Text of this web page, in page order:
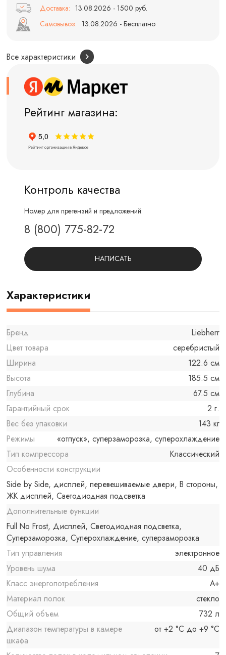
Доставка: 13.08.2026 - 1500 руб.
Самовывоз: 13.08.2026 - Бесплатно
Все характеристики
Рейтинг магазина:
Контроль качества
Номер для претензий и предложений:
8 (800) 775-82-72
НАПИСАТЬ
Характеристики
Бренд
Liebherr
Цвет товара
серебристый
Ширина
122.6 см
Высота
185.5 см
Глубина
67.5 см
Гарантийный срок
2 г.
Вес без упаковки
143 кг
Режимы
«отпуск», суперзаморозка, суперохлаждение
Тип компрессора
Классический
Особенности конструкции
Side by Side, дисплей, перевешиваемые двери, В стороны,
ЖК дисплей, Светодиодная подсветка
Дополнительные функции
Full No Frost, Дисплей, Светодиодная подсветка,
Суперзаморозка, Суперохлаждение, суперзаморозка
Тип управления
электронное
Уровень шума
40 дБ
Класс энергопотребления
A+
Материал полок
стекло
Общий объем
732 л
Диапазон температуры в камере
шкафа
от +2 °C до +9 °C